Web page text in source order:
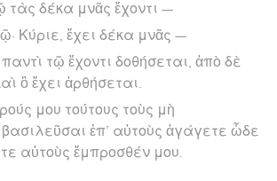
τὰς δέκα μνᾶς ἔχοντι —
Κύριε, ἔχει δέκα μνᾶς —
τῷ ἔχοντι δοθήσεται, ἀπὸ δὲ
ὃ ἔχει ἀρθήσεται.
μου τούτους τοὺς μὴ
ἐπ’ αὐτοὺς ἀγάγετε ὧδε
αὐτοὺς ἔμπροσθέν μου.